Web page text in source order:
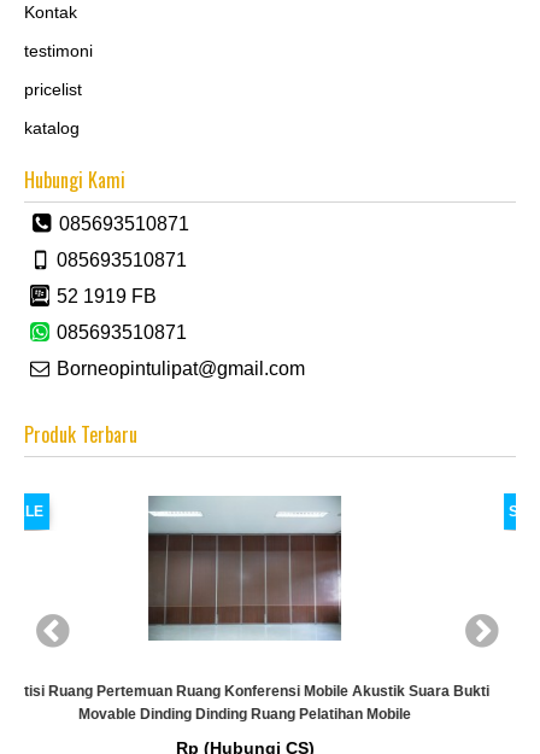
Kontak
testimoni
pricelist
katalog
Hubungi Kami
085693510871
085693510871
52 1919 FB
085693510871
Borneopintulipat@gmail.com
Produk Terbaru
Konferensi Mobile Akustik Suara Bukti
Ruang Pelatihan Mobile
SALE